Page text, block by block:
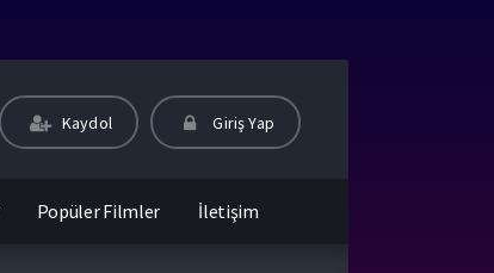
Kaydol Giriş Yap
Popüler Filmler İletişim